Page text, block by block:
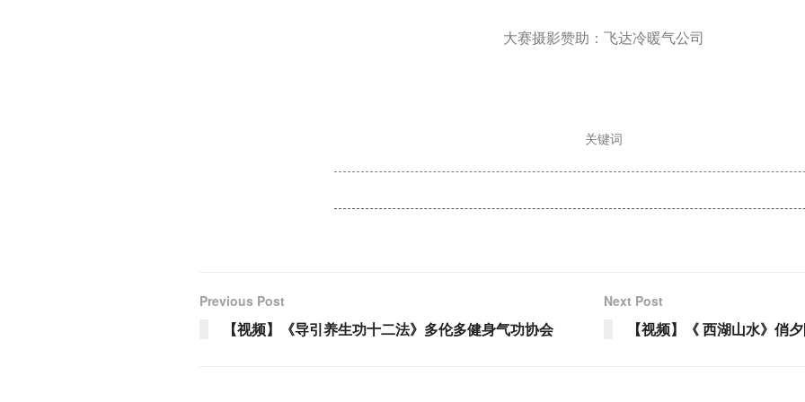
大赛摄影赞助：飞达冷暖气公司
关键词
Previous Post
【视频】《导引养生功十二法》多伦多健身气功协会
Next Post
【视频】《 西湖山水》俏